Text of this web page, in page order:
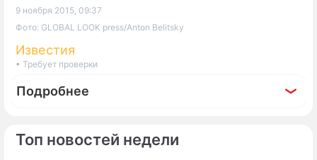
Топ новостей недели
9 ноября 2015, 09:37
Фото: GLOBAL LOOK press/Anton Belitsky
Известия
• Требует проверки
Подробнее